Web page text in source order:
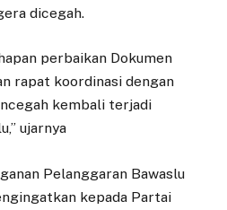
dicegah.
perbaikan Dokumen
rapat koordinasi dengan
kembali terjadi
ujarnya
Pelanggaran Bawaslu
kepada Partai